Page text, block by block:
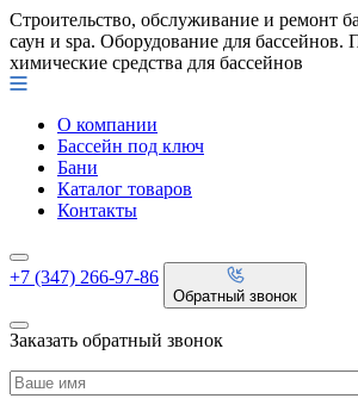
Строительство, обслуживание и ремонт
саун и spa. Оборудование для бассейнов.
химические средства для бассейнов
О компании
Бассейн под ключ
Бани
Каталог товаров
Контакты
+7 (347) 266-97-86
Обратный звонок
Заказать обратный звонок